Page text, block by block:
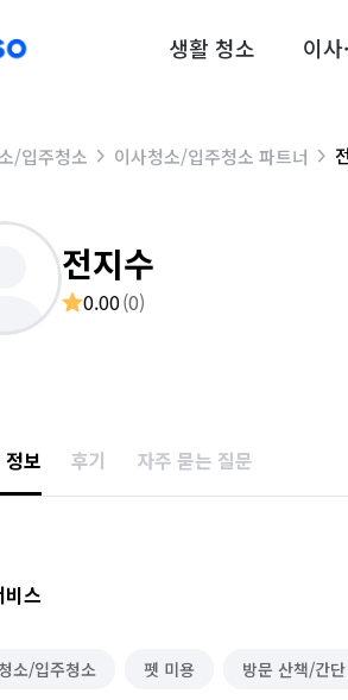
생활 청소 이
/입주청소 이사청소/입주청소 파트너
전지수
0.00(0)
보 후기 자주 묻는 질문
스
소/입주청소 펫 미용 방문 산책/간